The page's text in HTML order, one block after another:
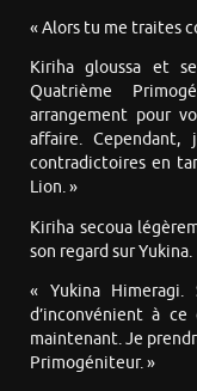
« Alors tu me traites
Kiriha gloussa et
Quatrième
arrangement pour
affaire.
contradictoires en
Lion. »
Kiriha secoua
son regard sur Yukina.
« Yukina
d’inconvénient à
maintenant. Je
Primogéniteur. »